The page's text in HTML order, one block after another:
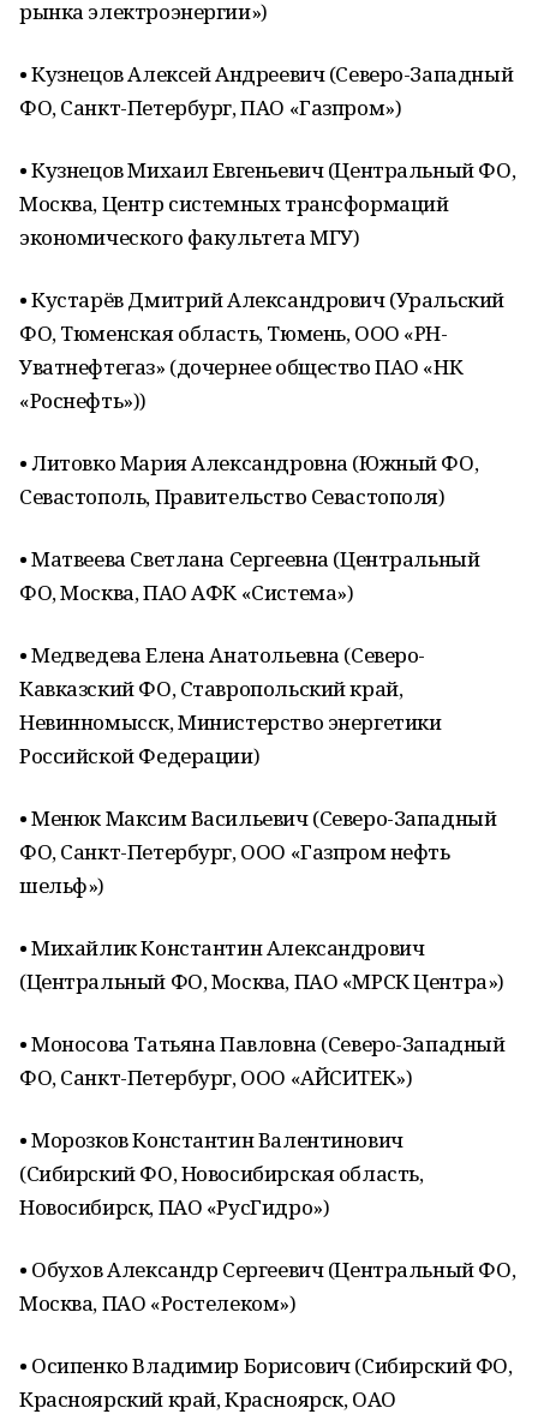
рынка электроэнергии»)
• Кузнецов Алексей Андреевич (Северо-Западный
ФО, Санкт-Петербург, ПАО «Газпром»)
• Кузнецов Михаил Евгеньевич (Центральный ФО,
Москва, Центр системных трансформаций
экономического факультета МГУ)
• Кустарёв Дмитрий Александрович (Уральский
ФО, Тюменская область, Тюмень, ООО «РН-
Уватнефтегаз» (дочернее общество ПАО «НК
«Роснефть»))
• Литовко Мария Александровна (Южный ФО,
Севастополь, Правительство Севастополя)
• Матвеева Светлана Сергеевна (Центральный
ФО, Москва, ПАО АФК «Система»)
• Медведева Елена Анатольевна (Северо-
Кавказский ФО, Ставропольский край,
Невинномысск, Министерство энергетики
Российской Федерации)
• Менюк Максим Васильевич (Северо-Западный
ФО, Санкт-Петербург, ООО «Газпром нефть
шельф»)
• Михайлик Константин Александрович
(Центральный ФО, Москва, ПАО «МРСК Центра»)
• Моносова Татьяна Павловна (Северо-Западный
ФО, Санкт-Петербург, ООО «АЙСИТЕК»)
• Морозков Константин Валентинович
(Сибирский ФО, Новосибирская область,
Новосибирск, ПАО «РусГидро»)
• Обухов Александр Сергеевич (Центральный ФО,
Москва, ПАО «Ростелеком»)
• Осипенко Владимир Борисович (Сибирский ФО,
Красноярский край, Красноярск, ОАО